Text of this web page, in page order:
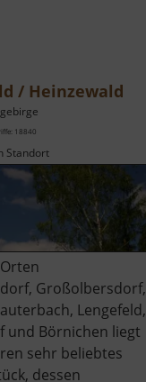
/ Heinzewald
18840
Standort
Großolbersdorf,
Lengefeld,
und Börnichen liegt
sehr beliebtes
dessen